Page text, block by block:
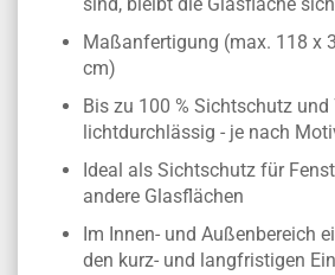
Maßanfertigung (max. 118 x
cm)
Bis zu 100 % Sichtschutz und
lichtdurchlässig - je nach
Ideal als Sichtschutz für
andere Glasflächen
Im Innen- und Außenbereich
den kurz- und langfristigen